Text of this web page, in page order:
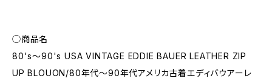
◯商品名
80's～90's USA VINTAGE EDDIE BAUER LEATHER ZIP
UP BLOUON/80年代～90年代アメリカ古着エディバウアーレ